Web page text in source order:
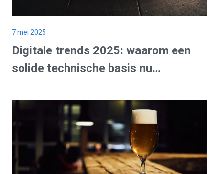
7 mei 2025
Digitale trends 2025: waarom een
solide technische basis nu